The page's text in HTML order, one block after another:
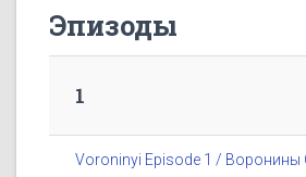
Эпизоды
1
Voroninyi Episode 1 / Воронины